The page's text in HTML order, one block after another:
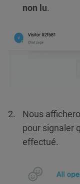
non lu.
Nous
pour signaler
effectué.